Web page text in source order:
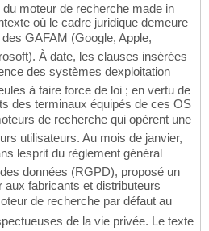
moteur de recherche made in
où le cadre juridique demeure
des GAFAM (Google, Apple,
À date, les clauses insérées
des systèmes dexploitation
à faire force de loi ; en vertu de
des terminaux équipés de ces OS
de recherche qui opèrent une
utilisateurs. Au mois de janvier,
lesprit du règlement général
données (RGPD), proposé un
fabricants et distributeurs
de recherche par défaut au
de la vie privée. Le texte